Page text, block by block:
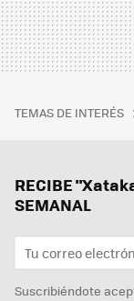
TEMAS DE INTERÉS
RECIBE
SEMANAL
Suscribiéndote